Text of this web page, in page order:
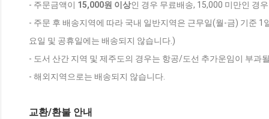
- 주문금액이 15,000원 이상인 경우 무료배송, 15,000 미만인 경
- 주문 후 배송지역에 따라 국내 일반지역은 근무일(월-금) 기준
요일 및 공휴일에는 배송되지 않습니다.)
- 도서 산간 지역 및 제주도의 경우는 항공/도선 추가운임이 부과
- 해외지역으로는 배송되지 않습니다.
교환/환불 안내